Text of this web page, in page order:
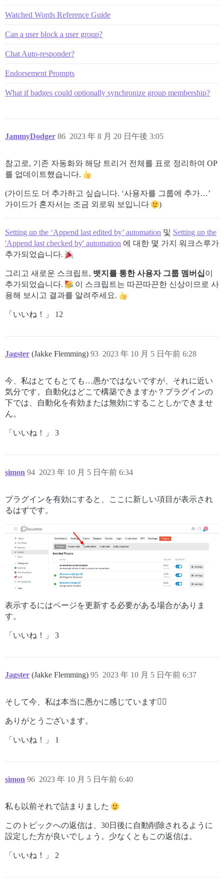
Watched Words Reference Guide
Can a user block a user group?
Chat Auto-responder?
Endorsement Prompts
What if badges could optionally synchronize group membership?
JammyDodger 2023 年 8 月 20 日午後 3:05
86
참고로, 기존 자동화와 해당 트리거 전체를 표로 정리하여 OP
를 업데이트했습니다.
(가이드도 더 추가하고 싶습니다. ‘사용자를 그룹에 추가…’
가이드가 혼자서는 조금 외로워 보입니다
)
Setting up the ‘Append last edited by’ automation 및 Setting up the
'Append last checked by' automation 에 대한 몇 가지 워크스루가
추가되었습니다.
그리고 새로운 스크립트, 뱃지를 통한 사용자 그룹 멤버십이
추가되었습니다.
이 스크립트는 따끈따끈한 신상이므로 사
용해 보시고 결과를 알려주세요.
「いいね！」 12
Jagster (Jakke Flemming) 2023 年 10 月 5 日午前 6:28
93
今、私はとてもとても…愚かではないですが、それに近い
気分です。自動化はどこで構築できますか？プラグインの
下では、自動化を有効または無効にすることしかできませ
ん。
「いいね！」 3
simon 2023 年 10 月 5 日午前 6:34
94
プラグインを有効にすると、ここに新しい項目が表示され
るはずです。
表示するにはページを更新する必要がある場合がありま
す。
「いいね！」 3
Jagster (Jakke Flemming) 2023 年 10 月 5 日午前 6:37
95
そして今、私は本当に愚かに感じています🤦‍♂️
ありがとうございます。
「いいね！」 1
simon 2023 年 10 月 5 日午前 6:40
96
私も以前それで詰まりました
このトピックへの返信は、30日後に自動削除されるように
設定した方が良いでしょう。少なくともこの返信は。
「いいね！」 2